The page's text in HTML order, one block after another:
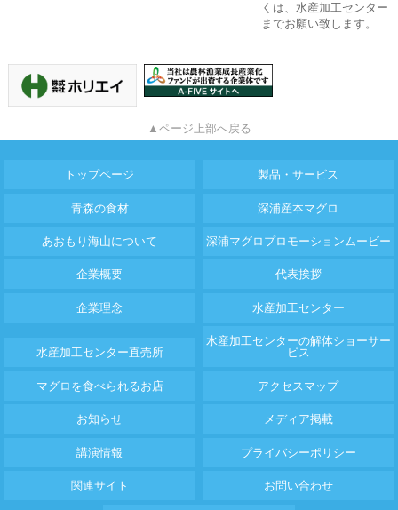
くは、水産加工センター
までお願い致します。
▲ページ上部へ戻る
トップページ 製品・サービス
青森の食材 深浦産本マグロ
あおもり海山について 深浦マグロプロモーションムービー
企業概要 代表挨拶
企業理念 水産加工センター
水産加工センター直売所
水産加工センターの解体ショーサー
ビス
マグロを食べられるお店 アクセスマップ
お知らせ メディア掲載
講演情報 プライバシーポリシー
関連サイト お問い合わせ